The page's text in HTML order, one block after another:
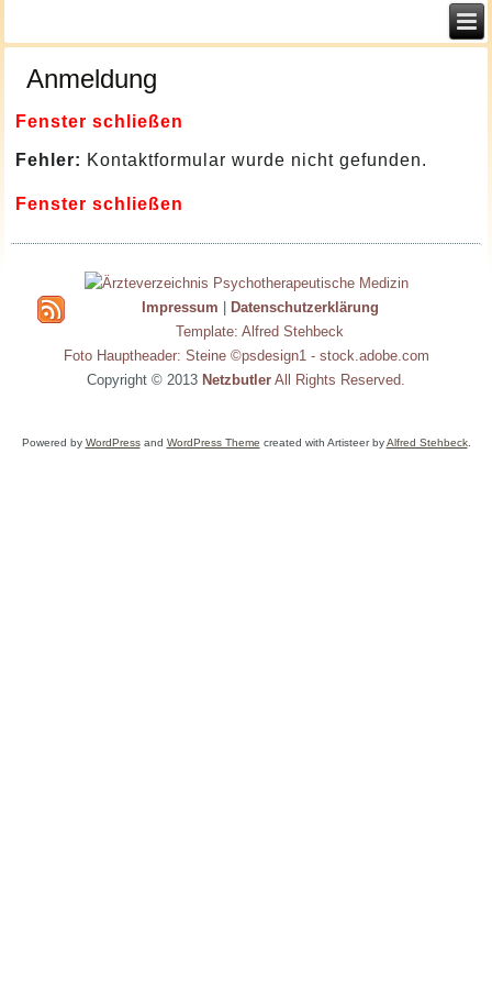
Anmeldung
Fenster schließen
Fehler: Kontaktformular wurde nicht gefunden.
Fenster schließen
Impressum
Datenschutzerklärung
Template: Alfred Stehbeck
Foto Hauptheader: Steine ©psdesign1 - stock.adobe.com
Copyright © 2013 Netzbutler All Rights Reserved.
Powered by WordPressand WordPress Theme created with Artisteer byAlfred Stehbeck.